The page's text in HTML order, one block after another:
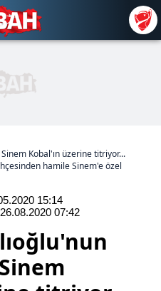
Kobal'ın üzerine titriyor...
hamile Sinem'e özel
15:14
07:42